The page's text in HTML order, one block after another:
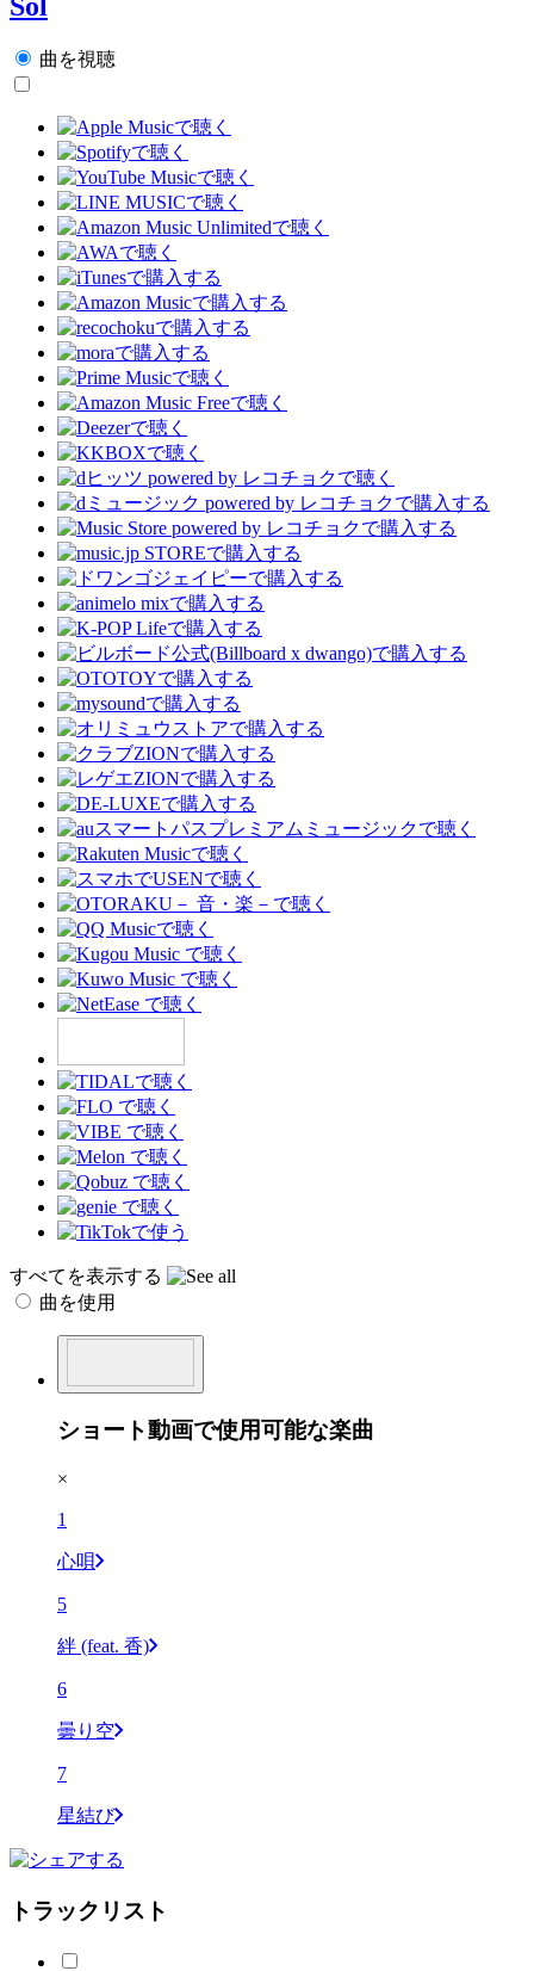
曲を視聴
すべてを表示する
曲を使用
ショート動画で使用可能な楽曲
×
1
心唄
5
絆 (feat. 香)
6
曇り空
7
星結び
トラックリスト